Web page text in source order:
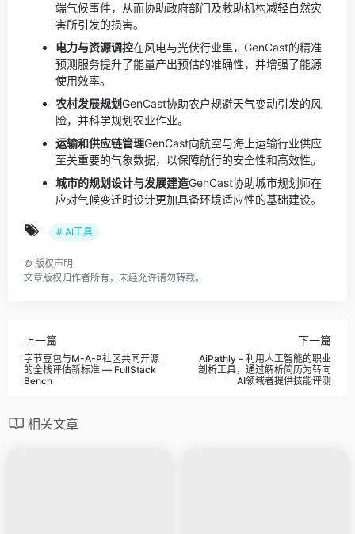
端气候事件，从而协助政府部门及救助机构减轻自然灾
害所引发的损害。
电力与资源调控在风电与光伏行业里，GenCast的精准
预测服务提升了能量产出预估的准确性，并增强了能源
使用效率。
农村发展规划 GenCast协助农户规避天气变动引发的风
险，并科学规划农业作业。
运输和供应链管理GenCast向航空与海上运输行业供应
至关重要的气象数据，以保障航行的安全性和高效性。
城市的规划设计与发展建造GenCast协助城市规划师在
应对气候变迁时设计更加具备环境适应性的基础建设。
# AI工具
© 版权声明
文章版权归作者所有，未经允许请勿转载。
上一篇
字节豆包与M-A-P社区共同开源
的全栈评估新标准 — FullStack
Bench
下一篇
AiPathly – 利用人工智能的职业
剖析工具，通过解析简历为转向
AI领域者提供技能评测
相关文章